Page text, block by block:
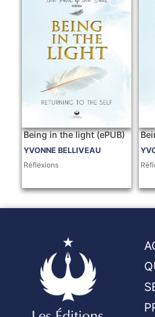
Being in the light (ePUB)
YVONNE BELLIVEAU
Réflexions